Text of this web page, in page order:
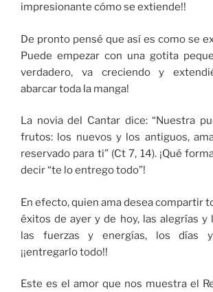
impresionante cómo se extiende!!
De pronto pensé que así es como se
Puede empezar con una gotita
verdadero, va creciendo y
abarcar toda la manga!
La novia del Cantar dice: “Nuestra
frutos: los nuevos y los antiguos,
reservado para ti” (Ct 7, 14). ¡Qué
decir “te lo entrego todo”!
En efecto, quien ama desea compartir
éxitos de ayer y de hoy, las alegrías y
las fuerzas y energías, los días
¡¡entregarlo todo!!
Este es el amor que nos muestra el